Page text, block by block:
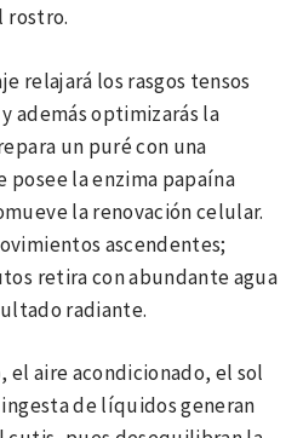
rostro.
relajará los rasgos tensos
además optimizarás la
un puré con una
posee la enzima papaína
la renovación celular.
ascendentes;
retira con abundante agua
radiante.
, el aire acondicionado, el sol
de líquidos generan